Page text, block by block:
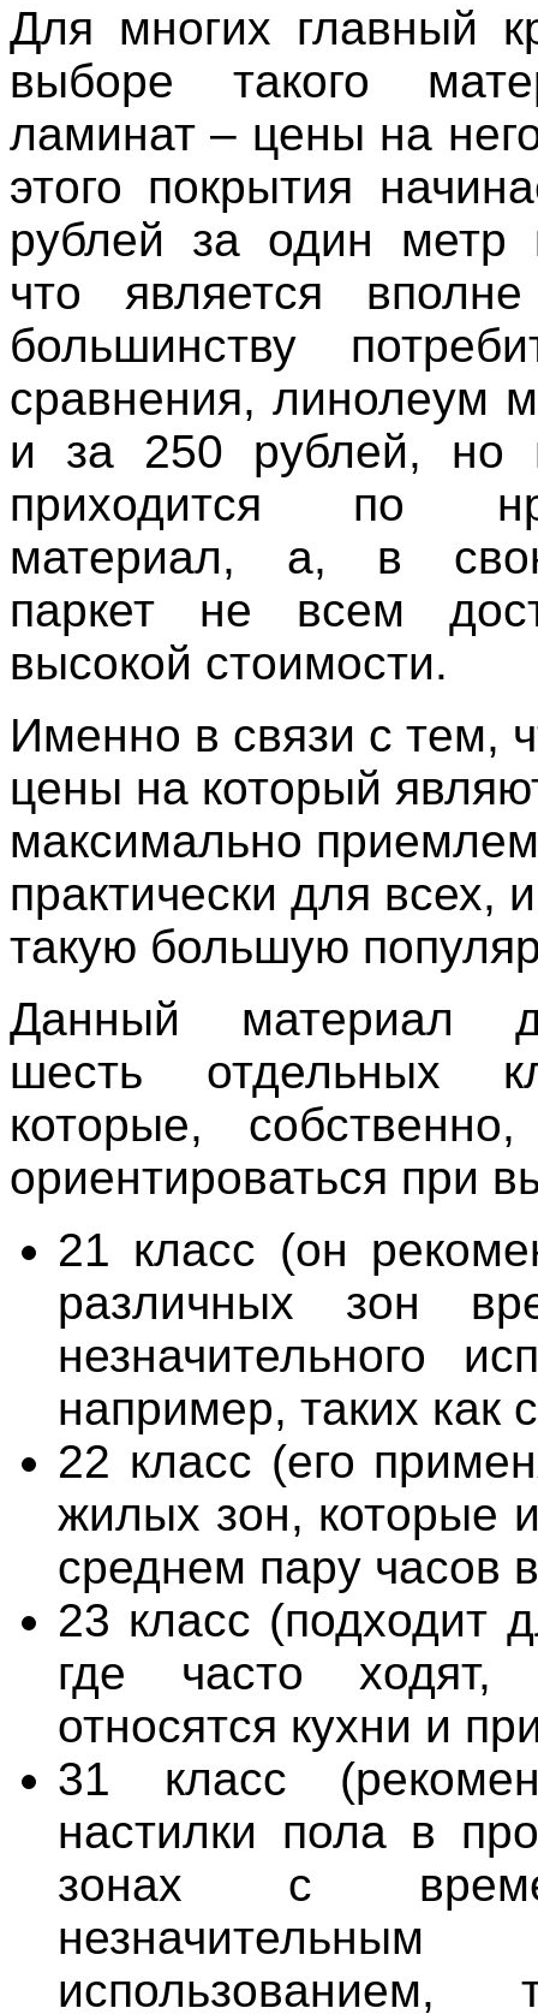
Для многих главный
выборе такого
ламинат – цены на
этого покрытия
рублей за один метр
что является
большинству
сравнения, линолеум
и за 250 рублей, но
приходится по
материал, а, в
паркет не всем
высокой стоимости.
Именно в связи с тем,
цены на который
максимально
практически для всех,
такую большую
Данный материал
шесть отдельных
которые,
ориентироваться при
21 класс (он
различных зон
незначительного
например, таких как
22 класс (его
жилых зон, которые
среднем пару часов
23 класс (подходит
где часто ходят,
относятся кухни и
31 класс
настилки пола в
зонах с
незначительным
использованием,